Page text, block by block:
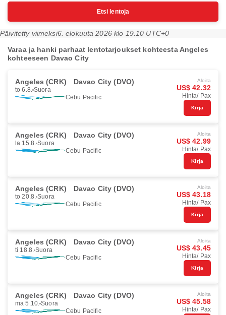
Etsi lentoja
Päivitetty viimeksi6. elokuuta 2026 klo 19.10 UTC+0
Varaa ja hanki parhaat lentotarjoukset kohteesta Angeles
kohteeseen Davao City
Angeles (CRK) Davao City (DVO)
to 6.8. Suora
Cebu Pacific
Aloita
US$ 42.32
Hinta/ Pax
Kirja
Angeles (CRK) Davao City (DVO)
la 15.8. Suora
Cebu Pacific
Aloita
US$ 42.99
Hinta/ Pax
Kirja
Angeles (CRK) Davao City (DVO)
to 20.8. Suora
Cebu Pacific
Aloita
US$ 43.18
Hinta/ Pax
Kirja
Angeles (CRK) Davao City (DVO)
ti 18.8. Suora
Cebu Pacific
Aloita
US$ 43.45
Hinta/ Pax
Kirja
Angeles (CRK) Davao City (DVO)
ma 5.10. Suora
Cebu Pacific
Aloita
US$ 45.58
Hinta/ Pax